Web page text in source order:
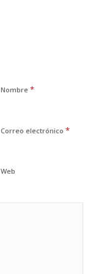
Nombre *
Correo electrónico *
Web